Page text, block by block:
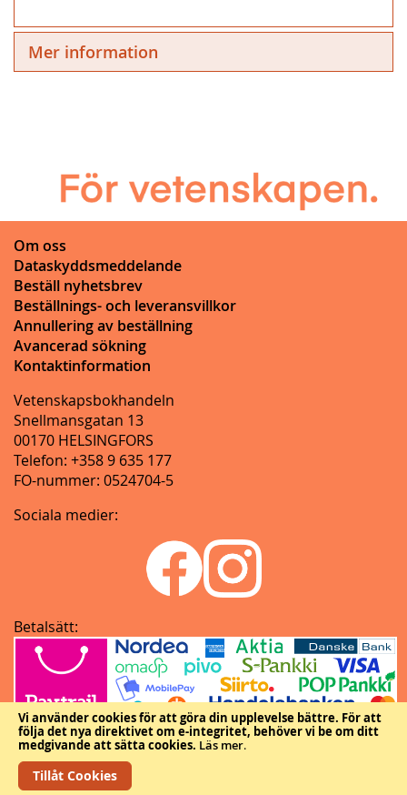
Vi använder cookies för att göra din upplevelse bättre. För att
följa det nya direktivet om e-integritet, behöver vi be om ditt
medgivande att sätta cookies. Läs mer.
Tillåt Cookies
Mer information
Om oss
Dataskyddsmeddelande
Beställ nyhetsbrev
Beställnings- och leveransvillkor
Annullering av beställning
Avancerad sökning
Kontaktinformation
Vetenskapsbokhandeln
Snellmansgatan 13
00170 HELSINGFORS
Telefon: +358 9 635 177
FO-nummer: 0524704-5
Sociala medier:
Betalsätt:
Copyright © Vetenskapliga samfundens delegation.